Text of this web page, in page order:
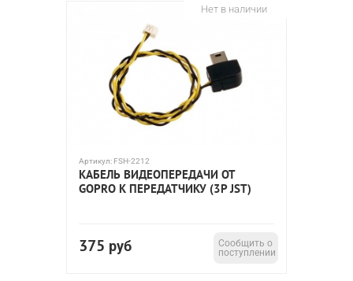
Нет в наличии
Артикул: FSH-2212
КАБЕЛЬ ВИДЕОПЕРЕДАЧИ ОТ
GOPRO К ПЕРЕДАТЧИКУ (3P JST)
375 руб
Сообщить о
поступлении